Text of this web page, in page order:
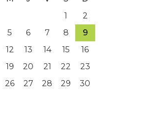
1
2
5 6 7 8
9
12 13 14 15
16
19 20 21 22
23
26 27 28 29
30